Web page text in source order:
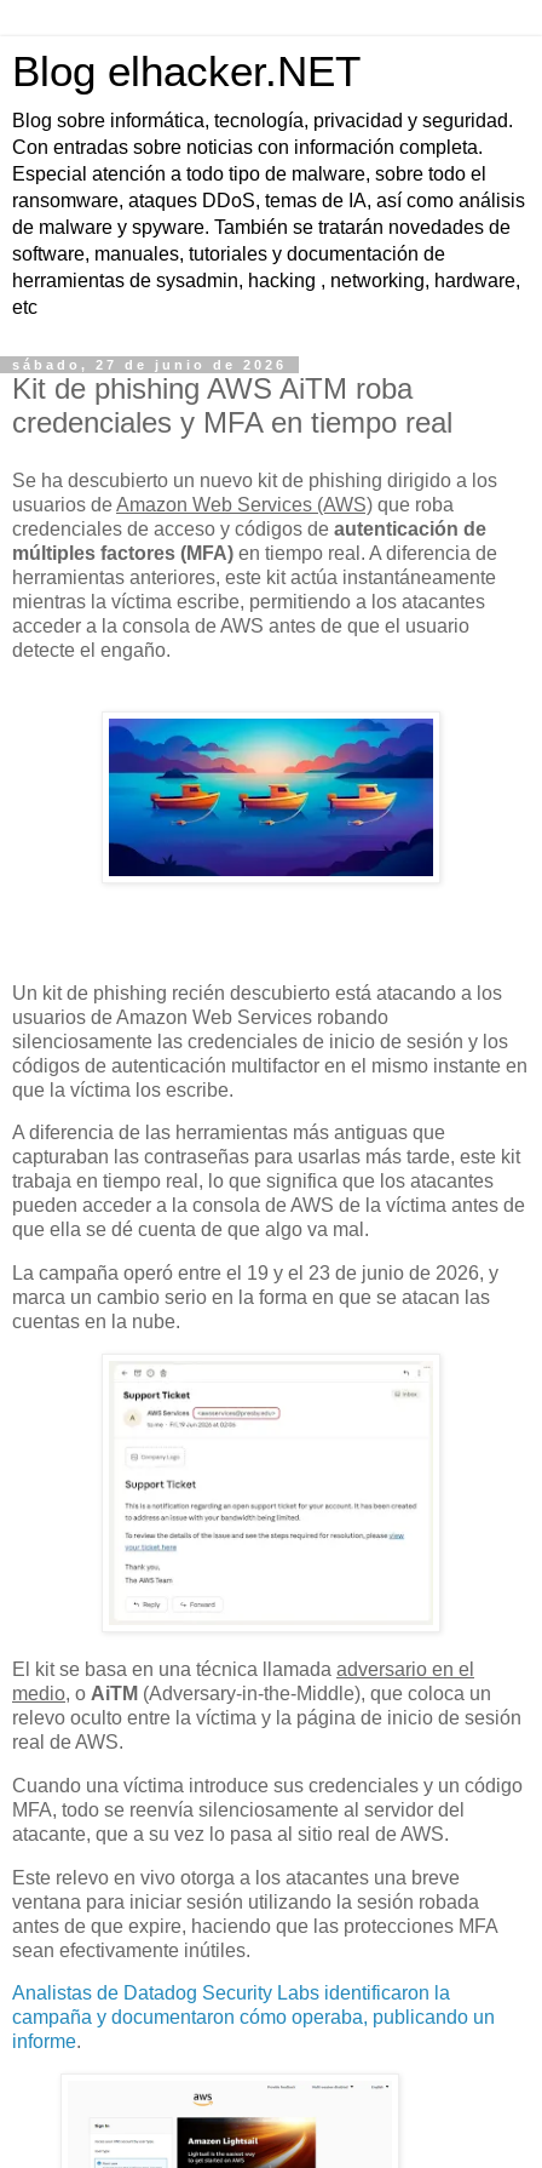
Blog elhacker.NET
Blog sobre informática, tecnología, privacidad y seguridad.
Con entradas sobre noticias con información completa.
Especial atención a todo tipo de malware, sobre todo el
ransomware, ataques DDoS, temas de IA, así como análisis
de malware y spyware. También se tratarán novedades de
software, manuales, tutoriales y documentación de
herramientas de sysadmin, hacking , networking, hardware,
etc
sábado, 27 de junio de 2026
Kit de phishing AWS AiTM roba
credenciales y MFA en tiempo real
Se ha descubierto un nuevo kit de phishing dirigido a los
usuarios deAmazon Web Services (AWS) que roba
credenciales de acceso y códigos de autenticación de
múltiples factores (MFA) en tiempo real. A diferencia de
herramientas anteriores, este kit actúa instantáneamente
mientras la víctima escribe, permitiendo a los atacantes
acceder a la consola de AWS antes de que el usuario
detecte el engaño.
Un kit de phishing recién descubierto está atacando a los
usuarios de Amazon Web Services robando
silenciosamente las credenciales de inicio de sesión y los
códigos de autenticación multifactor en el mismo instante en
que la víctima los escribe.
A diferencia de las herramientas más antiguas que
capturaban las contraseñas para usarlas más tarde, este kit
trabaja en tiempo real, lo que significa que los atacantes
pueden acceder a la consola de AWS de la víctima antes de
que ella se dé cuenta de que algo va mal.
La campaña operó entre el 19 y el 23 de junio de 2026, y
marca un cambio serio en la forma en que se atacan las
cuentas en la nube.
El kit se basa en una técnica llamada adversario en el
medio, o AiTM (Adversary-in-the-Middle), que coloca un
relevo oculto entre la víctima y la página de inicio de sesión
real de AWS.
Cuando una víctima introduce sus credenciales y un código
MFA, todo se reenvía silenciosamente al servidor del
atacante, que a su vez lo pasa al sitio real de AWS.
Este relevo en vivo otorga a los atacantes una breve
ventana para iniciar sesión utilizando la sesión robada
antes de que expire, haciendo que las protecciones MFA
sean efectivamente inútiles.
Analistas de Datadog Security Labs identificaron la
campaña y documentaron cómo operaba, publicando un
informe.